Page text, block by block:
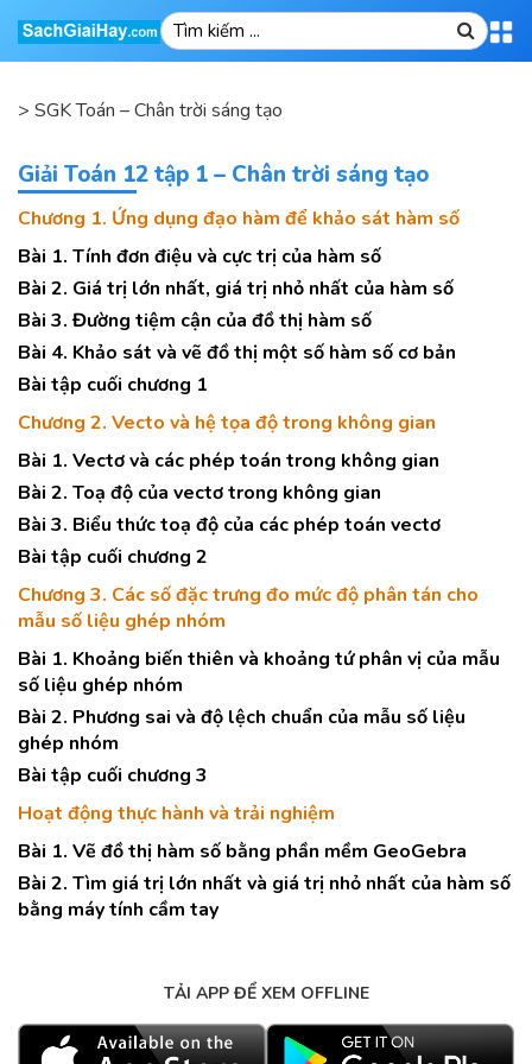
> SGK Toán – Chân trời sáng tạo
Giải Toán 12 tập 1 – Chân trời sáng tạo
Chương 1. Ứng dụng đạo hàm để khảo sát hàm số
Bài 1. Tính đơn điệu và cực trị của hàm số
Bài 2. Giá trị lớn nhất, giá trị nhỏ nhất của hàm số
Bài 3. Đường tiệm cận của đồ thị hàm số
Bài 4. Khảo sát và vẽ đồ thị một số hàm số cơ bản
Bài tập cuối chương 1
Chương 2. Vecto và hệ tọa độ trong không gian
Bài 1. Vectơ và các phép toán trong không gian
Bài 2. Toạ độ của vectơ trong không gian
Bài 3. Biểu thức toạ độ của các phép toán vectơ
Bài tập cuối chương 2
Chương 3. Các số đặc trưng đo mức độ phân tán cho
mẫu số liệu ghép nhóm
Bài 1. Khoảng biến thiên và khoảng tứ phân vị của mẫu
số liệu ghép nhóm
Bài 2. Phương sai và độ lệch chuẩn của mẫu số liệu
ghép nhóm
Bài tập cuối chương 3
Hoạt động thực hành và trải nghiệm
Bài 1. Vẽ đồ thị hàm số bằng phần mềm GeoGebra
Bài 2. Tìm giá trị lớn nhất và giá trị nhỏ nhất của hàm số
bằng máy tính cầm tay
TẢI APP ĐỂ XEM OFFLINE